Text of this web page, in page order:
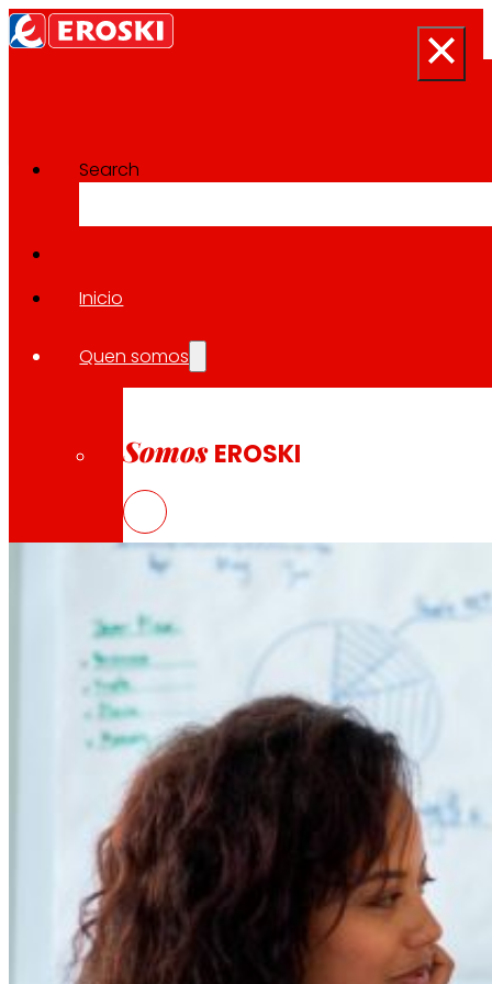
Search
Inicio
Quen somos
Somos EROSKI
Así somos
Todo o noso ADN: unha viaxe pola misión, a
Cooperativa
Somos por e para as persoas. Descubre a
Fundación
Proxectos de Innovación
Volver a todos os proxectos
2023 - 2025
PERTE Economía Social